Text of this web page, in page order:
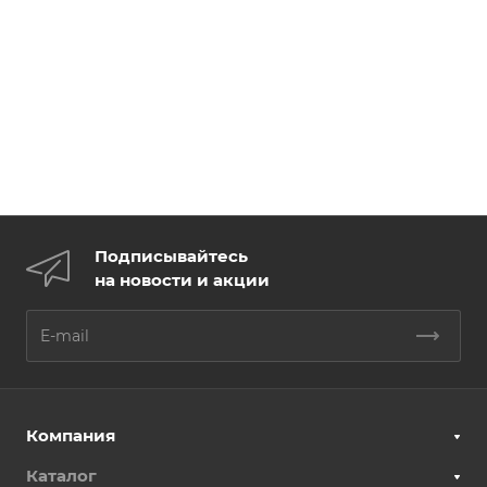
Подписывайтесь
на новости и акции
Компания
Каталог